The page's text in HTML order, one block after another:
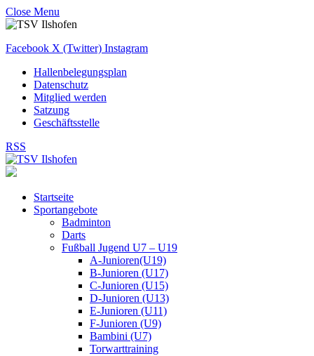
Close Menu
Facebook X (Twitter) Instagram
Hallenbelegungsplan
Datenschutz
Mitglied werden
Satzung
Geschäftsstelle
RSS
Startseite
Sportangebote
Badminton
Darts
Fußball Jugend U7 – U19
A-Junioren(U19)
B-Junioren (U17)
C-Junioren (U15)
D-Junioren (U13)
E-Junioren (U11)
F-Junioren (U9)
Bambini (U7)
Torwarttraining